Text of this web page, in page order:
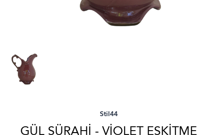
Stil44
GÜL SÜRAHI - VIOLET ESKITME